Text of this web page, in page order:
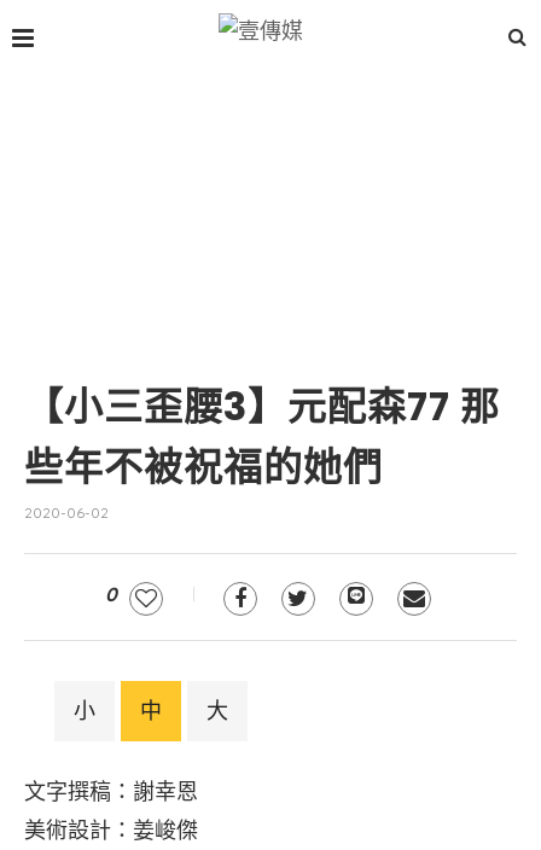
【小三歪腰3】元配森77 那
些年不被祝福的她們
2020-06-02
0
小 中 大
文字撰稿：謝幸恩
美術設計：姜峻傑